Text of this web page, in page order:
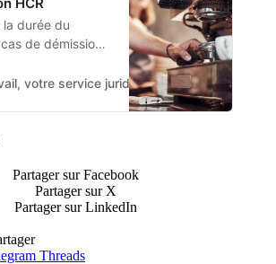
HCR
durée du
de démission
votre
votre service juridique en ligne Caroline
Partager sur Facebook
Partager sur X
Partager sur LinkedIn
Threads